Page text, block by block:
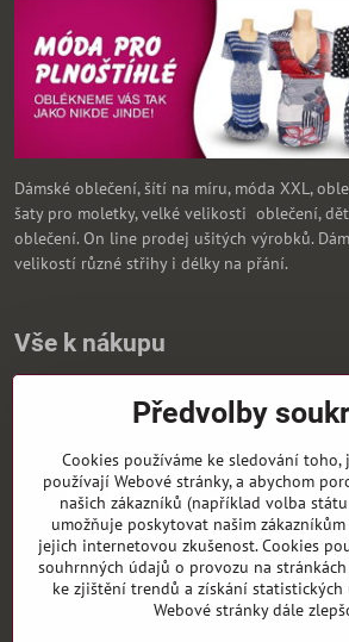
Dámské oblečení, šítí na míru, móda XXL,
šaty pro moletky, velké velikosti oblečení,
oblečení. On line prodej ušitých výrobků.
velikostí různé střihy i délky na přání.
Vše k nákupu
Zasíláme i na SlovenskoPředvolby
Cookies používáme ke sledování toho,
používají Webové stránky, a abychom
našich zákazníků (například volba státu
umožňuje poskytovat našim
jejich internetovou zkušenost. Cookies
souhrnných údajů o provozu na
ke zjištění trendů a získání statistických
Webové stránky dále